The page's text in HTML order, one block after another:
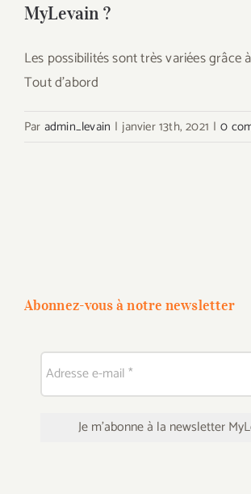
MyLevain ?
Les possibilités sont très variées grâce
Tout d'abord
Par admin_levain | janvier 13th, 2021 | 0
Abonnez-vous à notre newsletter